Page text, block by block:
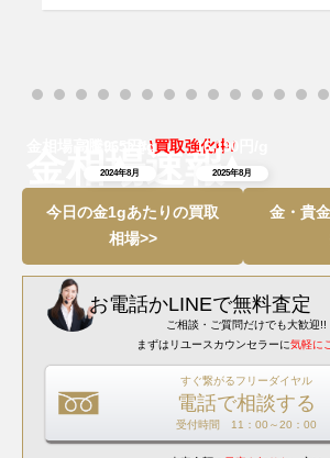
金相場速報
金相場高騰につき\買取強化中/
円/g
2024年8月
16,190
2025年8月
今日の金1gあたりの買取
相場>>
金・貴
お電話かLINEで無料査定
ご相談・ご質問だけでも大歓迎!!
まずはリユースカウンセラーに気軽に
すぐ繋がるフリーダイヤル
電話で相談する
受付時間 11：00～20：00